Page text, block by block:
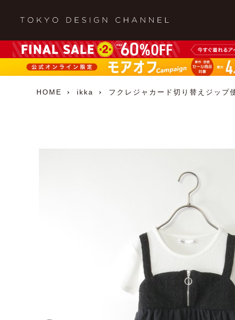
HOME ikka フクレジャカード切り替えジップ